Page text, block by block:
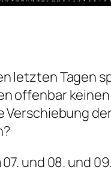
letzten Tagen
offenbar
und 08. und